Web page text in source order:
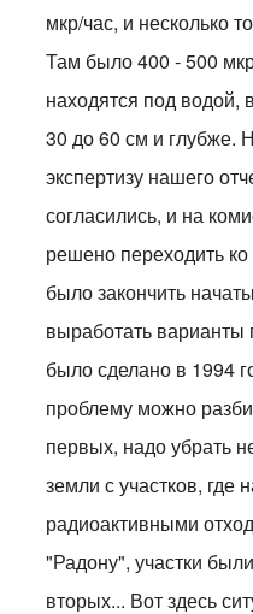
мкр/час, и несколько
Там было 400 - 500
находятся под водой,
30 до 60 см и глубже.
экспертизу нашего
согласились, и на
решено переходить
было закончить
выработать
было сделано в 1994
проблему можно
первых, надо убрать
земли с участков, где
радиоактивными
"Радону", участки
вторых... Вот здесь